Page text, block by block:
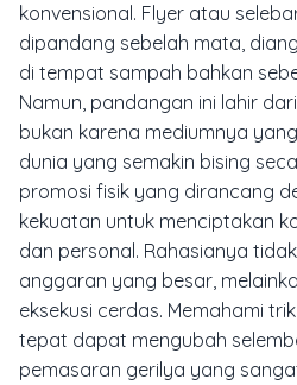
konvensional. Flyer atau
dipandang sebelah mata,
di tempat sampah bahkan
Namun, pandangan ini lahir
bukan karena mediumnya
dunia yang semakin bising
promosi fisik yang dirancang
kekuatan untuk menciptakan
dan personal. Rahasianya
anggaran yang besar,
eksekusi cerdas. Memahami
tepat dapat mengubah
pemasaran gerilya yang